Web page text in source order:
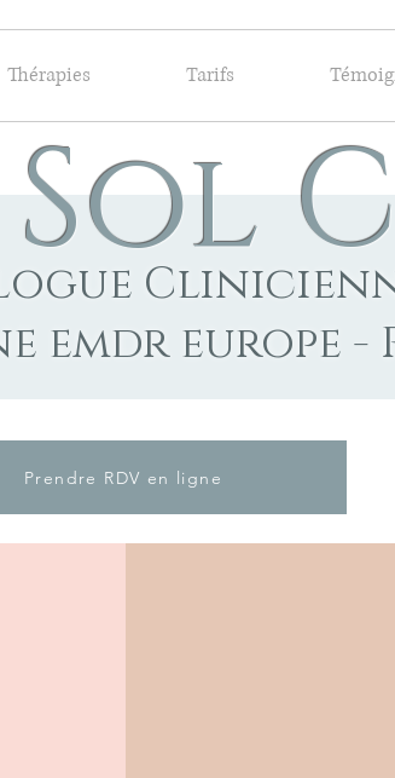
Thérapies Tarifs
emdr europe -
Prendre RDV en ligne